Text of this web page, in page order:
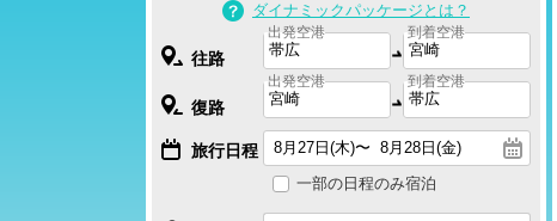
ダイナミックパッケージとは？
往路
出発空港 到着空港
復路
出発空港 到着空港
旅行日程
一部の日程のみ宿泊